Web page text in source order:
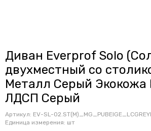
Офисные диваны Клипан
Офисные диваны Кит
Офисные диваны Кубик
Офисные диваны Бостон
Офисные диваны Милан
Офисные диваны Сириус
Диван Everprof Solo
двухместный со
Металл Серый Экокожа
ЛДСП Серый
Артикул: EV-SL-02.ST(M)_MG_PUBEIGE_LСGREY
Единица измерения: шт